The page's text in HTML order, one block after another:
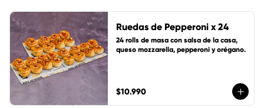
Ruedas de Pepperoni x 24
24 rolls de masa con salsa de la casa,
queso mozzarella, pepperoni y orégano.
$10.990